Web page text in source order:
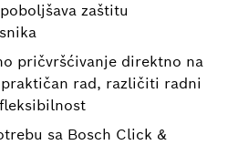
zaštitu
pričvršćivanje direktno na
praktičan rad, različiti radni
sa Bosch Click &